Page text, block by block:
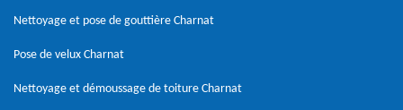
Nettoyage et pose de gouttière Charnat
Pose de velux Charnat
Nettoyage et démoussage de toiture Charnat